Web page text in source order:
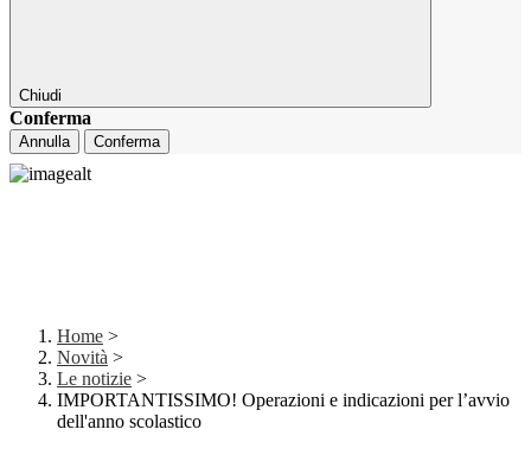
Chiudi
Conferma
Annulla Conferma
Home >
Novità >
Le notizie >
IMPORTANTISSIMO! Operazioni e indicazioni per l’avvio
dell'anno scolastico